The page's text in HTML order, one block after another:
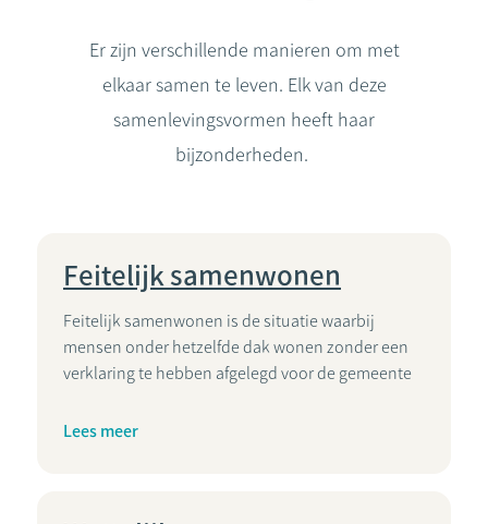
Er zijn verschillende manieren om met
elkaar samen te leven. Elk van deze
samenlevingsvormen heeft haar
bijzonderheden.
Feitelijk samenwonen
Feitelijk samenwonen is de situatie waarbij
mensen onder hetzelfde dak wonen zonder een
verklaring te hebben afgelegd voor de gemeente
Lees meer